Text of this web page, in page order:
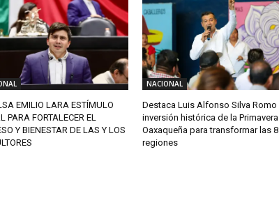
EMILIO LARA ESTÍMULO
PARA FORTALECER EL
Y BIENESTAR DE LAS Y LOS
NACIONAL
Destaca Luis Alfonso Silva Romo
inversión histórica de la Primavera
Oaxaqueña para transformar las 8
regiones